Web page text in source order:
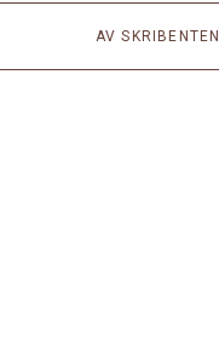
AV SKRIBENTEN